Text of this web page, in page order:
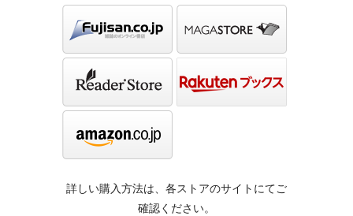
詳しい購入方法は、各ストアのサイトにてご
確認ください。